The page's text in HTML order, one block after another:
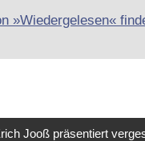
»Wiedergelesen«
Jooß präsentiert